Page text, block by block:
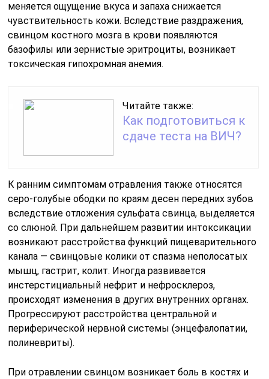
меняется ощущение вкуса и запаха снижается
чувствительность кожи. Вследствие раздражения,
свинцом костного мозга в крови появляются
базофилы или зернистые эритроциты, возникает
токсическая гипохромная анемия.
Читайте также:
Как подготовиться к
сдаче теста на ВИЧ?
К ранним симптомам отравления также относятся
серо-голубые ободки по краям десен передних зубов
вследствие отложения сульфата свинца, выделяется
со слюной. При дальнейшем развитии интоксикации
возникают расстройства функций пищеварительного
канала — свинцовые колики от спазма неполосатых
мышц, гастрит, колит. Иногда развивается
инстерстициальный нефрит и нефросклероз,
происходят изменения в других внутренних органах.
Прогрессируют расстройства центральной и
периферической нервной системы (энцефалопатии,
полиневриты).
При отравлении свинцом возникает боль в костях и